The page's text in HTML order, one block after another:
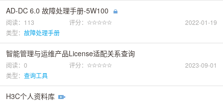
AD-DC 6.0 故障处理手册-5W100
阅读：113 评分：
2022-01-19
类型： 故障处理手册
智能管理与运维产品License适配关系查询
阅读：0 评分：
2023-09-01
类型： 查询工具
H3C个人资料库